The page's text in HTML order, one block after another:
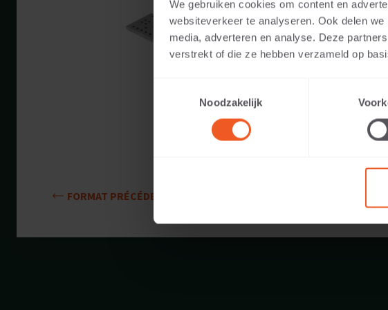
We gebruiken cookies om content en
websiteverkeer te analyseren. Ook delen
media, adverteren en analyse. Deze
verstrekt of die ze hebben verzameld op
Noodzakelijk
Couleurs disponibles:
Utilisable pour:
FORMAT PRÉCÉDENT